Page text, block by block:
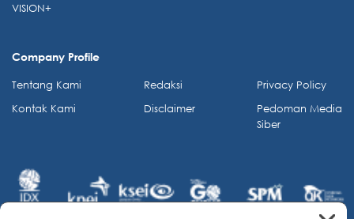
VISION+
Company Profile
Tentang Kami
Kontak Kami
Redaksi
Disclaimer
Privacy Policy
Pedoman Media
Siber